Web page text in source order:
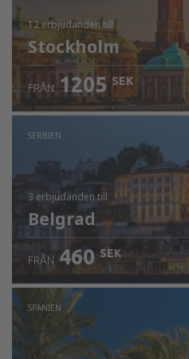
12 erbjudandentill
Stockholm
FRÅN 1205 SEK
SERBIEN
3 erbjudandentill
Belgrad
FRÅN 460 SEK
SPANIEN